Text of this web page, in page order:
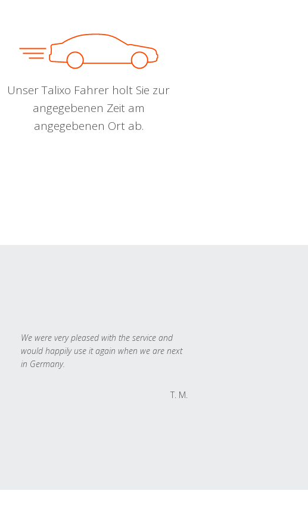
Unser Talixo Fahrer holt Sie zur
angegebenen Zeit am
angegebenen Ort ab.
We were very pleased with the service and
would happily use it again when we are next
in Germany.
T. M.